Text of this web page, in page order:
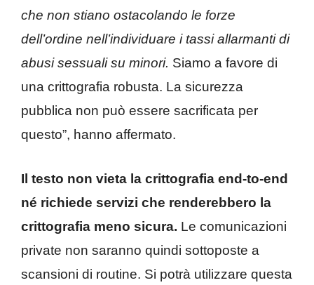
che non stiano ostacolando le forze
dell’ordine nell’individuare i tassi allarmanti di
abusi sessuali su minori. Siamo a favore di
una crittografia robusta. La sicurezza
pubblica non può essere sacrificata per
questo”, hanno affermato.
Il testo non vieta la crittografia end-to-end
né richiede servizi che renderebbero la
crittografia meno sicura. Le comunicazioni
private non saranno quindi sottoposte a
scansioni di routine. Si potrà utilizzare questa